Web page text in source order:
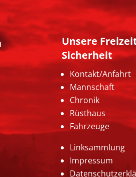
Unsere
Sicherheit
Kontakt/Anfahrt
Mannschaft
Chronik
Rüsthaus
Fahrzeuge
Linksammlung
Impressum